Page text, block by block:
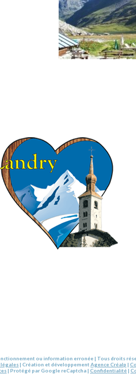
ou information erronée | Tous droits
| Création et développementAgence Créalp |
| Protégé par Google reCaptcha | Confidentialité|